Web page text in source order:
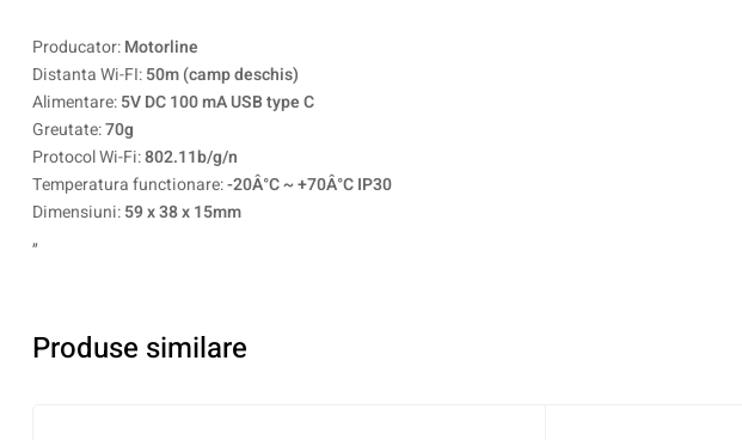
Producator:Motorline
Distanta Wi-FI:50m (camp deschis)
Alimentare:5V DC 100 mA USB type C
Greutate:70g
Protocol Wi-Fi:802.11b/g/n
Temperatura functionare:-20Â°C ~ +70Â°C IP30
Dimensiuni:59 x 38 x 15mm
„
Produse similare